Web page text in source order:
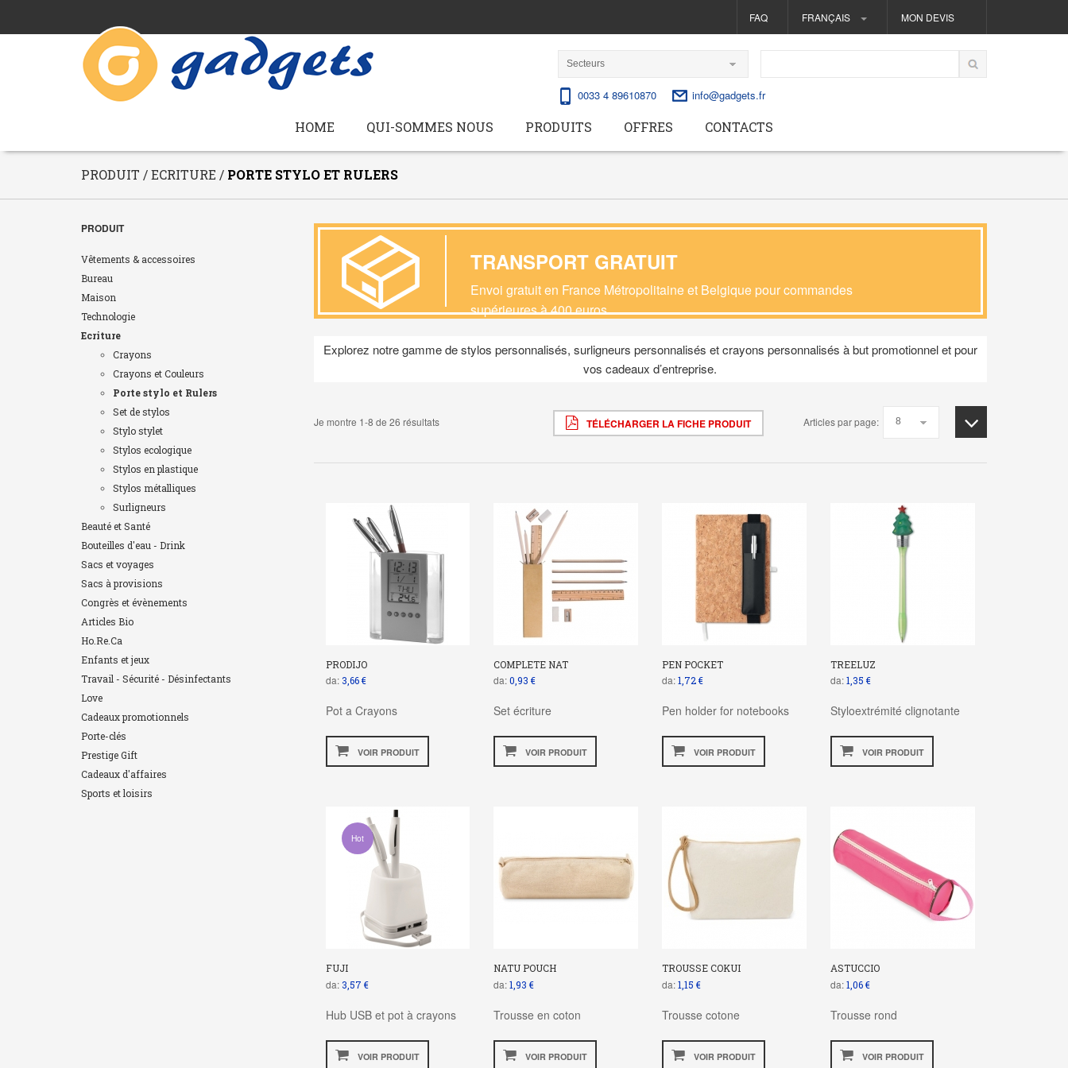
FAQ FRANÇAIS MON DEVIS
0033 4 89610870 info@gadgets.fr
HOME QUI-SOMMES NOUS PRODUITS OFFRES CONTACTS
PRODUIT / ECRITURE / PORTE STYLO ET RULERS
PRODUIT
Vêtements & accessoires
Bureau
Maison
Technologie
Ecriture
Crayons
Crayons et Couleurs
Porte stylo et Rulers
Set de stylos
Stylo stylet
Stylos ecologique
Stylos en plastique
Stylos métalliques
Surligneurs
Beauté et Santé
Bouteilles d'eau - Drink
Sacs et voyages
Sacs à provisions
Congrès et évènements
Articles Bio
Ho.Re.Ca
Enfants et jeux
Travail - Sécurité - Désinfectants
Love
Cadeaux promotionnels
Porte-clés
Prestige Gift
Cadeaux d'affaires
Sports et loisirs
TRANSPORT GRATUIT
Envoi gratuit en France Métropolitaine et Belgique pour commandes
supérieures à 400 euros.
Explorez notre gamme de stylos personnalisés, surligneurs personnalisés et crayons personnalisés à but promotionnel et pour
vos cadeaux d’entreprise.
Je montre 1-8 de 26 résultats TÉLÉCHARGER LA FICHE PRODUIT Articles par page:
PRODIJO
da: 3,66 €
Pot a Crayons
VOIR PRODUIT
COMPLETE NAT
da:0,93 €
Set écriture
VOIR PRODUIT
PEN POCKET
da:1,72 €
Pen holder for notebooks
VOIR PRODUIT
TREELUZ
da:1,35 €
Styloextrémité clignotante
VOIR PRODUIT
Hot
FUJI
da: 3,57 €
Hub USB et pot à crayons
VOIR PRODUIT
NATU POUCH
da:1,93 €
Trousse en coton
VOIR PRODUIT
TROUSSE COKUI
da:1,15 €
Trousse cotone
VOIR PRODUIT
ASTUCCIO
da:1,06 €
Trousse rond
VOIR PRODUIT